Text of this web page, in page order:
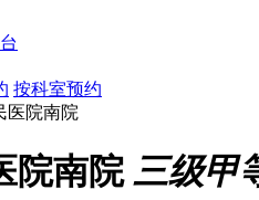
按科室预约
医院南院
院南院 三级甲